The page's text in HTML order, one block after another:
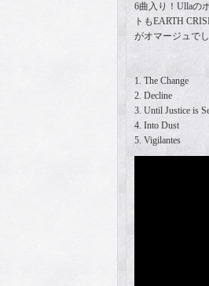
6曲入り！Ullaの
トもEARTH
がオマージュで
1. The Change
2. Decline
3. Until Justice is
4. Into Dust
5. Vigilantes